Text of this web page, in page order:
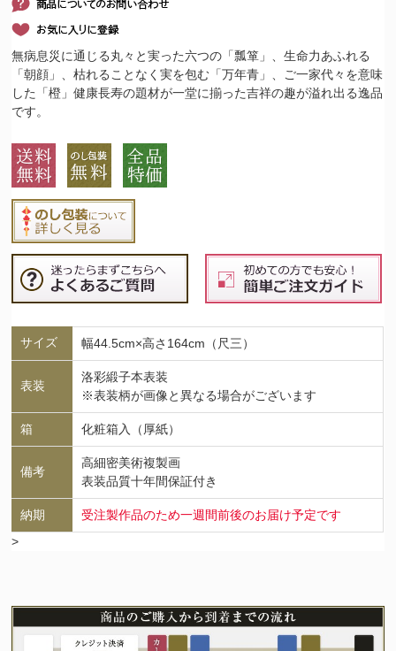
無病息災に通じる丸々と実った六つの「瓢箪」、生命力あふれる
「朝顔」、枯れることなく実を包む「万年青」、ご一家代々を意味
した「橙」健康長寿の題材が一堂に揃った吉祥の趣が溢れ出る逸品
です。
サイズ 幅44.5cm×高さ164cm（尺三）
表装
洛彩緞子本表装
※表装柄が画像と異なる場合がございます
箱 化粧箱入（厚紙）
備考
高細密美術複製画
表装品質十年間保証付き
納期
受注製作品のため一週間前後のお届け予定です
>